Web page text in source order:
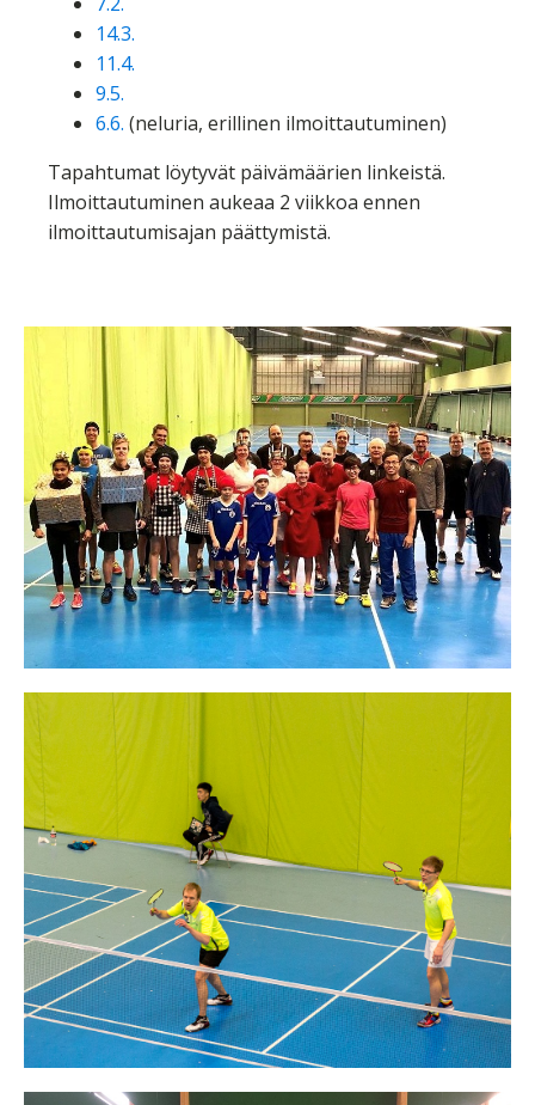
14.3.
11.4.
9.5.
6.6. (neluria, erillinen ilmoittautuminen)
Tapahtumat löytyvät päivämäärien linkeistä.
Ilmoittautuminen aukeaa 2 viikkoa ennen
ilmoittautumisajan päättymistä.